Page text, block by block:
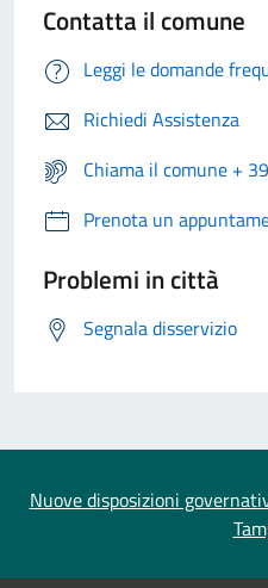
Contatta il comune
Leggi le domande
Richiedi Assistenza
Chiama il comune +
Prenota un
Problemi in città
Segnala disservizio
Nuove disposizioni